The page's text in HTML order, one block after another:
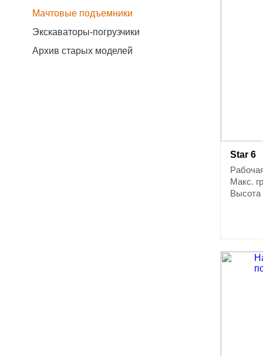
Мачтовые подъемники
Экскаваторы-погрузчики
Архив старых моделей
Star 6
Макс.